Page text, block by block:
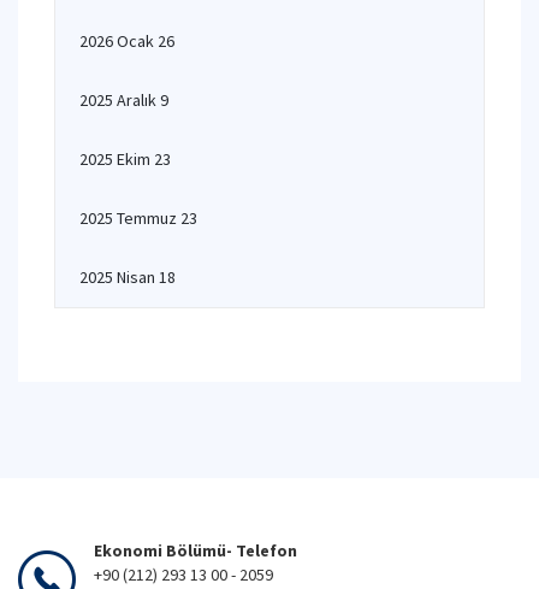
2026 Ocak 26
2025 Aralık 9
2025 Ekim 23
2025 Temmuz 23
2025 Nisan 18
Ekonomi Bölümü- Telefon
+90 (212) 293 13 00 - 2059